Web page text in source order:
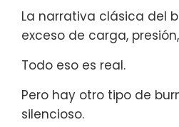
La narrativa clásica del
exceso de carga,
Todo eso es real.
Pero hay otro tipo de
silencioso.